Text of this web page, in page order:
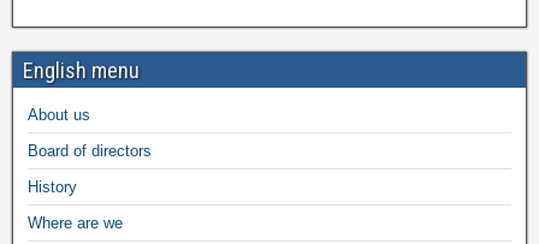
English menu
About us
Board of directors
History
Where are we